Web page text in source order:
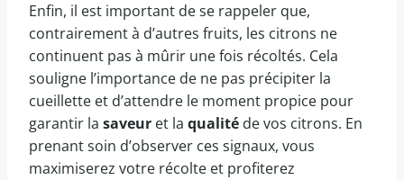
Enfin, il est important de se rappeler que,
contrairement à d’autres fruits, les citrons ne
continuent pas à mûrir une fois récoltés. Cela
souligne l’importance de ne pas précipiter la
cueillette et d’attendre le moment propice pour
garantir la saveur et la qualité de vos citrons. En
prenant soin d’observer ces signaux, vous
maximiserez votre récolte et profiterez